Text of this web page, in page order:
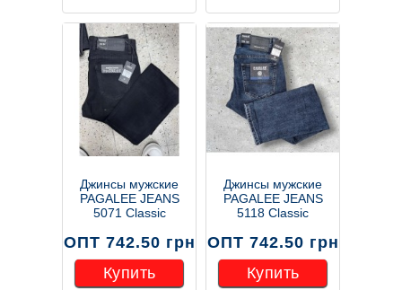
Купить Купить
Джинсы мужские
PAGALEE JEANS
5071 Classic
ОПТ 742.50 грн
Купить
Джинсы мужские
PAGALEE JEANS
5118 Classic
ОПТ 742.50 грн
Купить